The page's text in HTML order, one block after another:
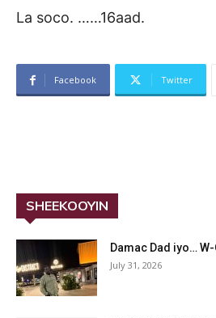
La soco. ……16aad.
Facebook Twitter
SHEEKOOYIN
Damac Dad iyo…
July 31, 2026